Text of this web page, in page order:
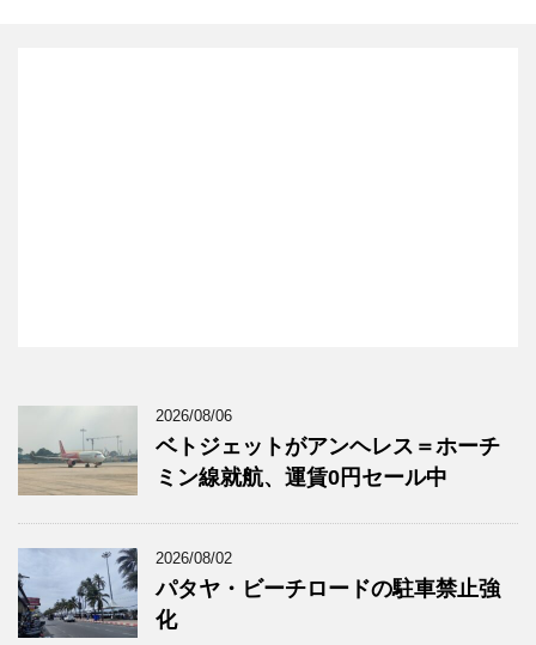
2026/08/06
ベトジェットがアンヘレス＝ホーチ
ミン線就航、運賃0円セール中
2026/08/02
パタヤ・ビーチロードの駐車禁止強
化